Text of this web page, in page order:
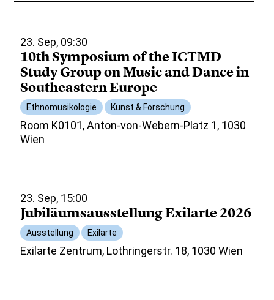
23. Sep, 09:30
10th Symposium of the ICTMD
Study Group on Music and Dance in
Southeastern Europe
Ethnomusikologie Kunst & Forschung
Room K0101, Anton-von-Webern-Platz 1, 1030
Wien
23. Sep, 15:00
Jubiläumsausstellung Exilarte 2026
Ausstellung Exilarte
Exilarte Zentrum, Lothringerstr. 18, 1030 Wien